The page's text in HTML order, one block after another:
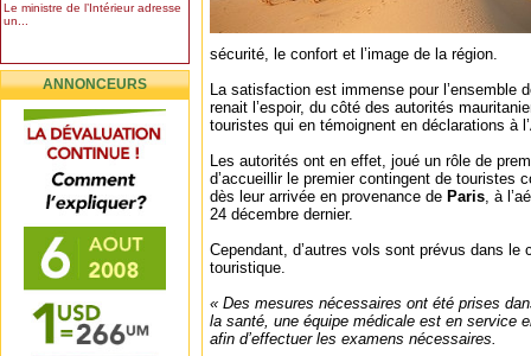
Le ministre de l’Intérieur adresse
un...
ANNONCEURS
sécurité, le confort et l’image de la région.
La satisfaction est immense pour l’ensemble
renait l’espoir, du côté des autorités
touristes qui en témoignent en déclarations à l’
Les autorités ont en effet, joué un rôle de
d’accueillir le premier contingent de touristes
dès leur arrivée en provenance de Paris, à
24 décembre dernier.
Cependant, d’autres vols sont prévus dans le
touristique.
« Des mesures nécessaires ont été prises
la santé, une équipe médicale est en service
afin d’effectuer les examens nécessaires.